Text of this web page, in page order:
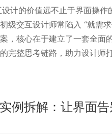
” 的数量状态，搭配 “当前
、云服务器、数据存储” 的
据更直观； 下方分 “年度统
计的价值远不止于界面操
级交互设计师常陷入 “就需
，核心在于建立了一套全面
完整思考链路，助力设计师
例拆解：让界面